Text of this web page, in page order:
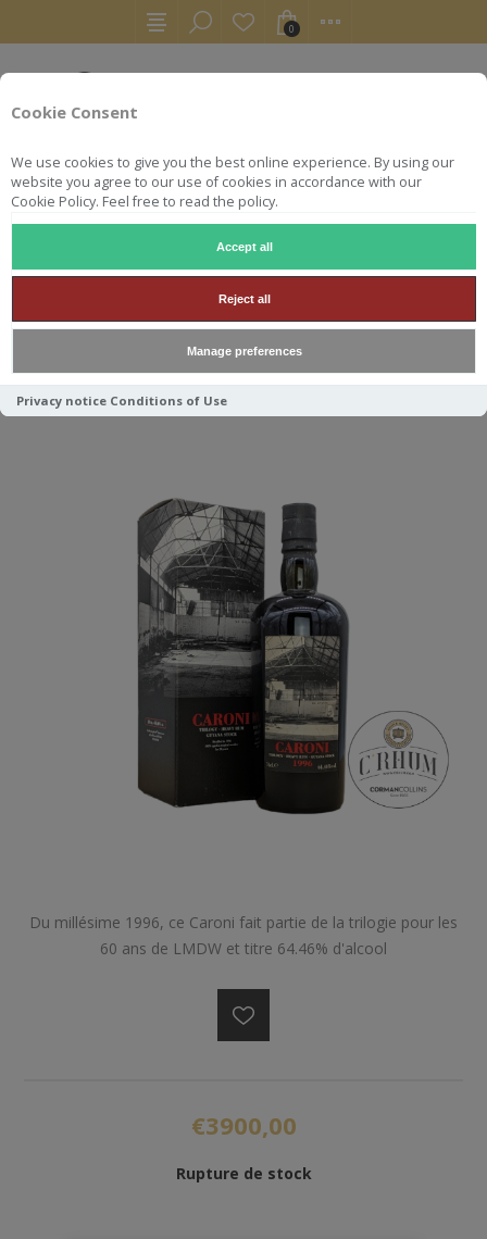
Cookie Consent
We use cookies to give you the best online experience. By using our
website you agree to our use of cookies in accordance with our
Cookie Policy. Feel free to read the policy.
Accept all
Reject all
Manage preferences
Privacy notice Conditions of Use
0
CARONI SINGLE CASK 1996
LMDW 64.46°
Du millésime 1996, ce Caroni fait partie de la trilogie pour les
60 ans de LMDW et titre 64.46% d'alcool
€3900,00
Rupture de stock